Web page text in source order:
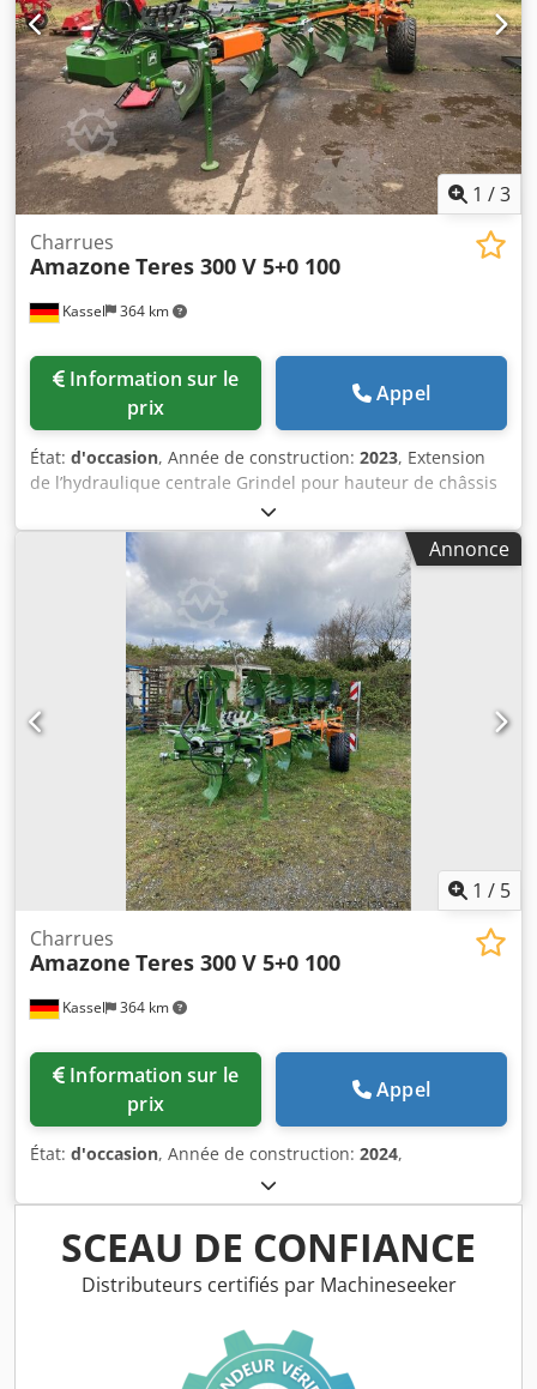
1 /3
Kassel 364 km
Charrues
Amazone Teres 300 V 5+0 100
prix
Appel
État: d'occasion, Année de construction: 2023, Extension
de l’hydraulique centrale Grindel pour hauteur de châssis
80, 1 corps de charrue STW / 35, 1 paire de versoirs 430, 1
paire de pointes HD, 1 paire de tôles d’insertion pour STW
/ 35, 1 paire de supports de coutre à disque pour coutre à
disque Variopf D 500 cranté et / suspendu, 1 Dcjdpfx Aior
Annonce
1 / 5
Kassel 364 km
Charrues
Amazone Teres 300 V 5+0 100
prix
Appel
État: d'occasion, Année de construction: 2024,
SCEAU DE CONFIANCE
Distributeurs certifiés par Machineseeker